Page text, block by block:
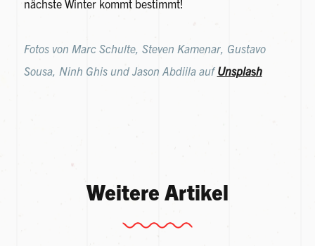
nächste Winter kommt bestimmt!
Fotos von Marc Schulte, Steven Kamenar, Gustavo
Sousa, Ninh Ghis und Jason Abdiila auf Unsplash
Weitere Artikel